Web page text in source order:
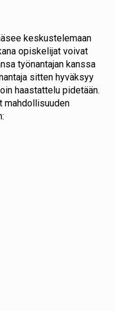
keskustelemaan
opiskelijat voivat
työnantajan kanssa
sitten hyväksyy
haastattelu pidetään.
mahdollisuuden